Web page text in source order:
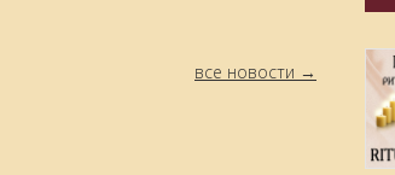
все новости